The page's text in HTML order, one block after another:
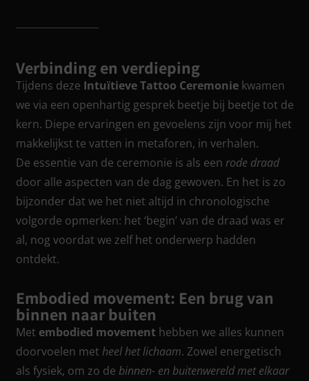
Verbinding en verdieping
Tijdens deze Intuïtieve Tattoo Ceremoniekwamen
we via een openhartig gesprek beetje bij beetje tot de
kern. Diepe ervaringen en gevoelens zijn voor mij het
makkelijkst te vatten in metaforen, in verhalen.
De essentie van de ceremonie is als een rode draad
door alle aspecten van de dag gewoven. En het is zo
bijzonder dat we het niet altijd in chronologische
volgorde opmerken: het ‘begin’ van de draad was er
al, nog voordat we zelf het onderwerp hadden
ontdekt.
Embodied movement: Een brug van
binnen naar buiten
Met embodied movementhebben we alles kunnen
doorvoelen met heel het lichaam. Zowel energetisch
als fysiek, om zo de binnen- en buitenwereld met elkaar